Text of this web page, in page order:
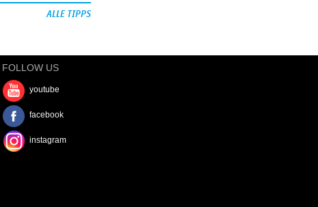
ALLE TIPPS
FOLLOW US
youtube
facebook
instagram